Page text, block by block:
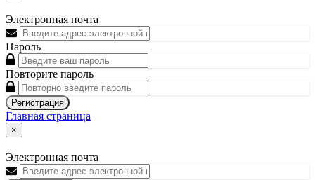
Электронная почта
Пароль
Повторите пароль
Регистрация
Главная страница
×
Электронная почта